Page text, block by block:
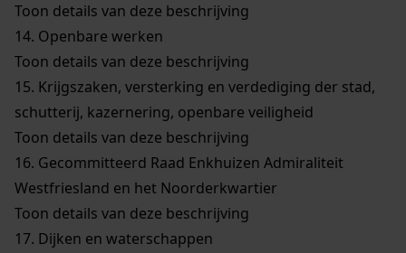
Toon details van deze beschrijving
14. Openbare werken
Toon details van deze beschrijving
15. Krijgszaken, versterking en verdediging der stad,
schutterij, kazernering, openbare veiligheid
Toon details van deze beschrijving
16. Gecommitteerd Raad Enkhuizen Admiraliteit
Westfriesland en het Noorderkwartier
Toon details van deze beschrijving
17. Dijken en waterschappen